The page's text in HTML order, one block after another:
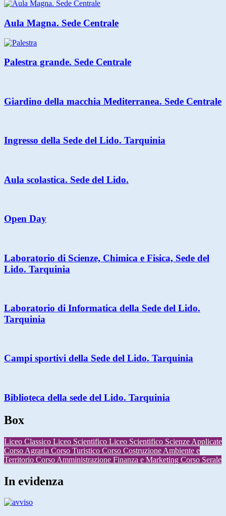
Aula Magna. Sede Centrale
Palestra grande. Sede Centrale
Giardino della macchia Mediterranea. Sede Centrale
Ingresso della Sede del Lido. Tarquinia
Aula scolastica. Sede del Lido.
Open Day
Laboratorio di Scienze, Chimica e Fisica, Sede del
Lido. Tarquinia
Laboratorio di Informatica della Sede del Lido.
Tarquinia
Campi sportivi della Sede del Lido. Tarquinia
Biblioteca della sede del Lido. Tarquinia
Box
Liceo Classico Liceo Scientifico Liceo Scientifico Scienze Applicate
Corso Agraria Corso Turistico Corso Costruzione Ambiente e
Territorio Corso Amministrazione Finanza e Marketing Corso Serale
In evidenza